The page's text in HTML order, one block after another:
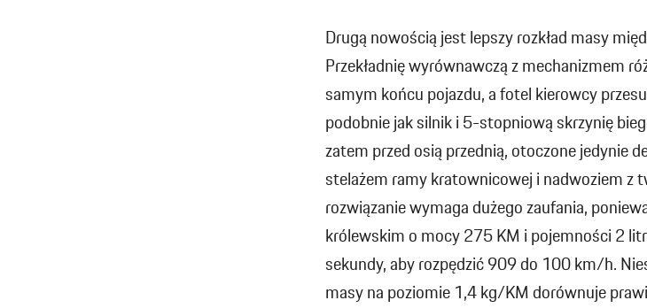
Drugą nowością jest lepszy rozkład masy
Przekładnię wyrównawczą z mechanizmem
samym końcu pojazdu, a fotel kierowcy
podobnie jak silnik i 5-stopniową skrzynię
zatem przed osią przednią, otoczone jedynie
stelażem ramy kratownicowej i nadwoziem z
rozwiązanie wymaga dużego zaufania,
królewskim o mocy 275 KM i pojemności 2
sekundy, aby rozpędzić 909 do 100 km/h.
masy na poziomie 1,4 kg/KM dorównuje